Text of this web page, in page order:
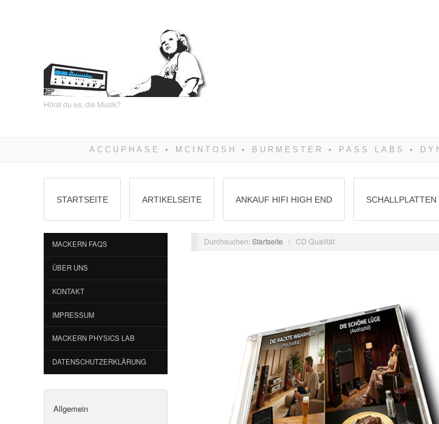
Hörst du es, die Musik?
STARTSEITE ARTIKELSEITE ANKAUF HIFI HIGH END
MACKERN FAQS
ÜBER UNS
KONTAKT
IMPRESSUM
MACKERN PHYSICS LAB
DATENSCHUTZERKLÄRUNG
Allgemein
Durchsuchen:Startseite / CD Qualität